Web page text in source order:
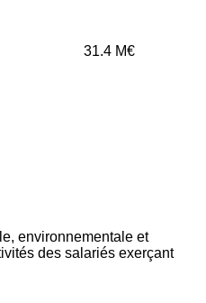
31.4 M€
environnementale et
des salariés exerçant